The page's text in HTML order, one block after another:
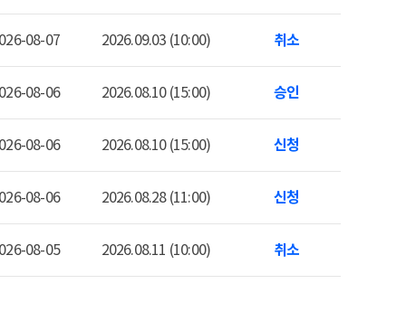
08-07 2026.09.03 (10:00) 취소
08-06 2026.08.10 (15:00) 승인
08-06 2026.08.10 (15:00) 신청
08-06 2026.08.28 (11:00) 신청
08-05 2026.08.11 (10:00) 취소